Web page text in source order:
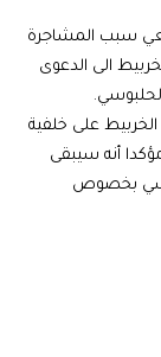
سبب المشاجرة
الى الدعوى
على خلفية
أنه سيبقى
بخصوص